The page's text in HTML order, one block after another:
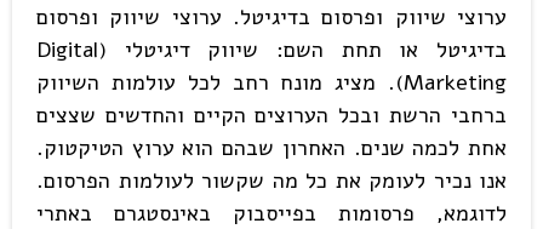
ערוצי שיווק ופרסום בדיגיטל. ערוצי שיווק ופרסום
בדיגיטל או תחת השם: שיווק דיגיטלי (Digital
Marketing). מציג מונח רחב לכל עולמות השיווק
ברחבי הרשת ובכל הערוצים הקיים והחדשים שצצים
אחת לכמה שנים. האחרון שבהם הוא ערוץ הטיקטוק.
אנו נכיר לעומק את כל מה שקשור לעולמות הפרסום.
לדוגמא, פרסומות בפייסבוק באינסטגרם באתרי